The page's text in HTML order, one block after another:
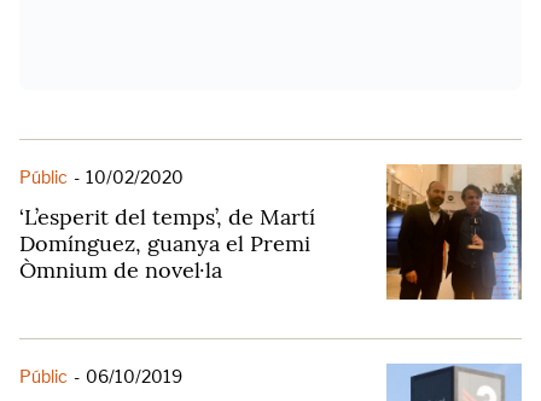
Públic - 10/02/2020
‘L’esperit del temps’, de Martí
Domínguez, guanya el Premi
Òmnium de novel·la
Públic - 06/10/2019